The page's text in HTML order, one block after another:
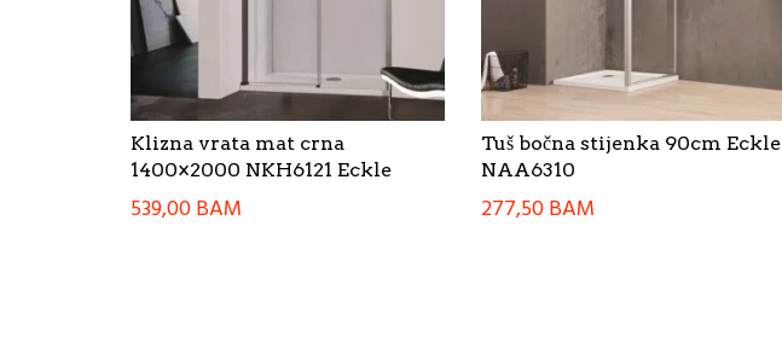
Klizna vrata mat crna
1400×2000 NKH6121 Eckle
539,00BAM
Tuš bočna stijenka 90cm Eckle
NAA6310
277,50BAM